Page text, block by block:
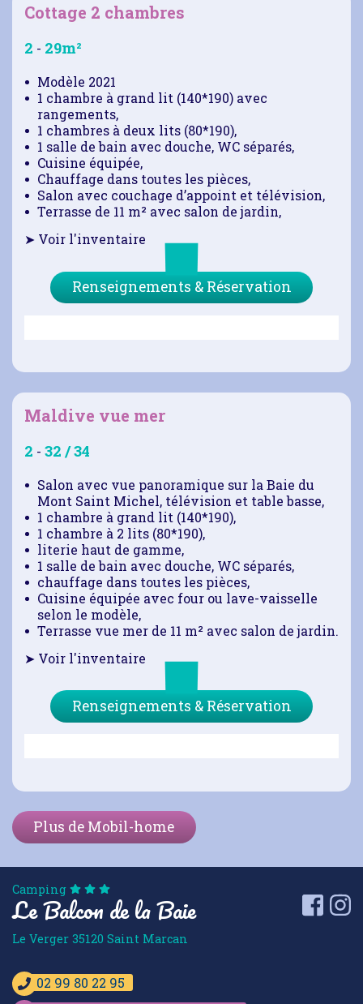
Cottage 2 chambres
2 - 29m²
Modèle 2021
1 chambre à grand lit (140*190) avec
rangements,
1 chambres à deux lits (80*190),
1 salle de bain avec douche, WC séparés,
Cuisine équipée,
Chauffage dans toutes les pièces,
Salon avec couchage d’appoint et télévision,
Terrasse de 11 m² avec salon de jardin,
➤ Voir l'inventaire
Renseignements & Réservation
Maldive vue mer
2 - 32 / 34
Salon avec vue panoramique sur la Baie du
Mont Saint Michel, télévision et table basse,
1 chambre à grand lit (140*190),
1 chambre à 2 lits (80*190),
literie haut de gamme,
1 salle de bain avec douche, WC séparés,
chauffage dans toutes les pièces,
Cuisine équipée avec four ou lave-vaisselle
selon le modèle,
Terrasse vue mer de 11 m² avec salon de jardin.
➤ Voir l'inventaire
Renseignements & Réservation
Plus de Mobil-home
Camping
Le Balcon de la Baie
Le Verger 35120 Saint Marcan
02 99 80 22 95